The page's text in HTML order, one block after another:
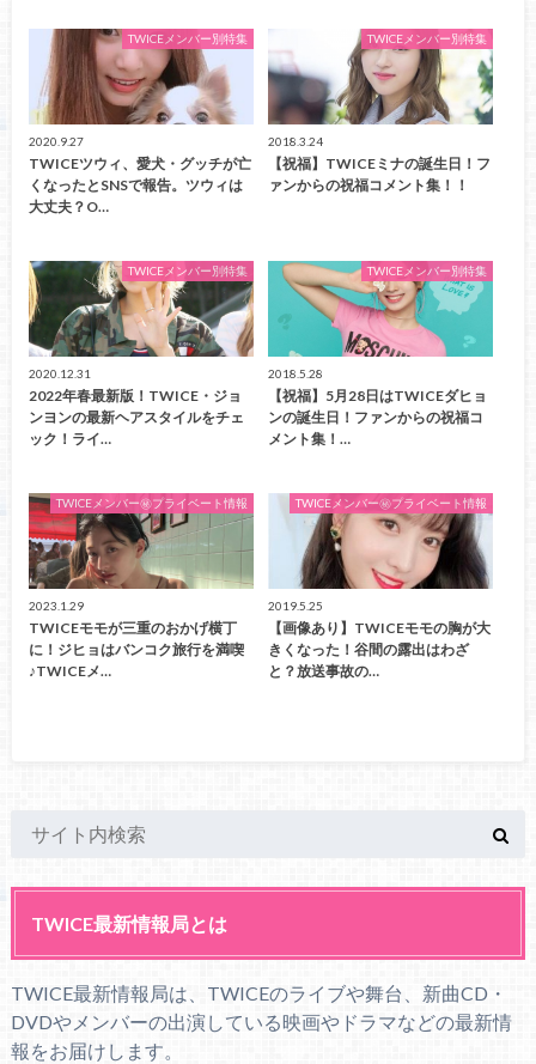
TWICEメンバー別特集
2020.9.27
TWICEツウィ、愛犬・グッチが亡
くなったとSNSで報告。ツウィは
大丈夫？O…
TWICEメンバー別特集
2018.3.24
【祝福】TWICEミナの誕生日！フ
ァンからの祝福コメント集！！
TWICEメンバー別特集
2020.12.31
2022年春最新版！TWICE・ジョ
ンヨンの最新ヘアスタイルをチェ
ック！ライ…
TWICEメンバー別特集
2018.5.28
【祝福】5月28日はTWICEダヒョ
ンの誕生日！ファンからの祝福コ
メント集！…
TWICEメンバー㊙プライベート情報
2023.1.29
TWICEモモが三重のおかげ横丁
に！ジヒョはバンコク旅行を満喫
♪TWICEメ…
TWICEメンバー㊙プライベート情報
2019.5.25
【画像あり】TWICEモモの胸が大
きくなった！谷間の露出はわざ
と？放送事故の…
TWICE最新情報局とは
TWICE最新情報局は、TWICEのライブや舞台、新曲CD・
DVDやメンバーの出演している映画やドラマなどの最新情
報をお届けします。